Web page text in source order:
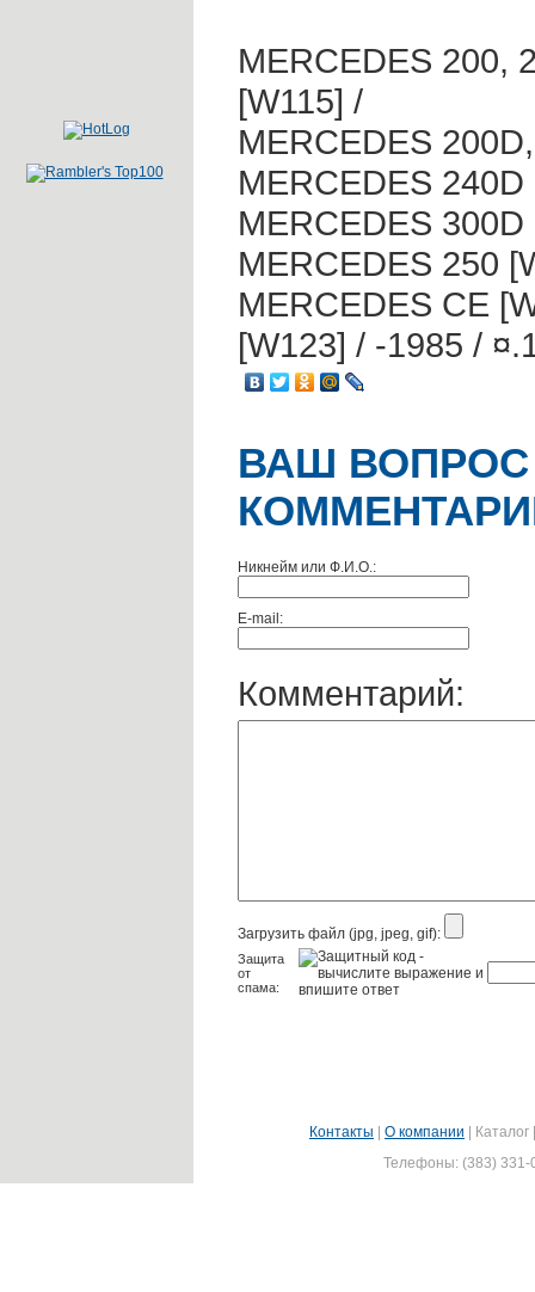
MERCEDES 200,
[W115] /
MERCEDES
MERCEDES 240D
MERCEDES
MERCEDES 250
MERCEDES CE
[W123] / -1985 /
ВАШ
Никнейм или Ф.И.О.:
E-mail:
Комментарий:
Загрузить файл (jpg, jpeg, gif):
Защита
от
спама:
Контакты О компании Каталог
Телефоны: (383) 331-